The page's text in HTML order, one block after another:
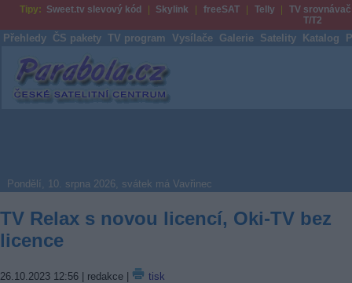
Tipy: Sweet.tv slevový kód Skylink freeSAT Telly
TV srovnávač
T/T2
Přehledy ČS pakety TV program Vysílače Galerie Satelity Katalog
Parabola.cz
Pondělí, 10. srpna 2026, svátek má Vavřinec
TV Relax s novou licencí, Oki-TV bez
licence
26.10.2023 12:56 | redakce | tisk